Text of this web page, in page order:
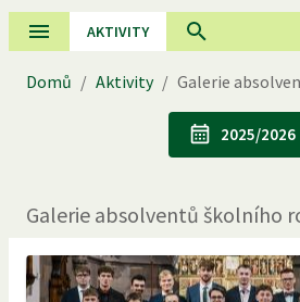
AKTIVITY
Domů / Aktivity / Galerie
2025/2026
Galerie absolventů školního